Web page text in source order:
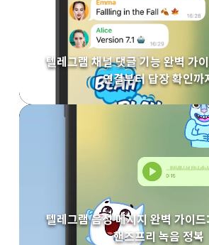
텔레그램 채널 댓글 기능 완벽 가
연결부터 답장 확인까
텔레그램 음성 메시지 완벽 가이
핸즈프리 녹음 정복